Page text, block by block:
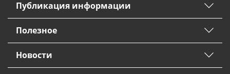
Публикация информации
Полезное
Новости